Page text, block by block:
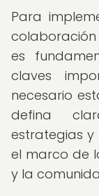
Para
colaboración
es
claves
necesario
defina
estrategias
el marco de
y la